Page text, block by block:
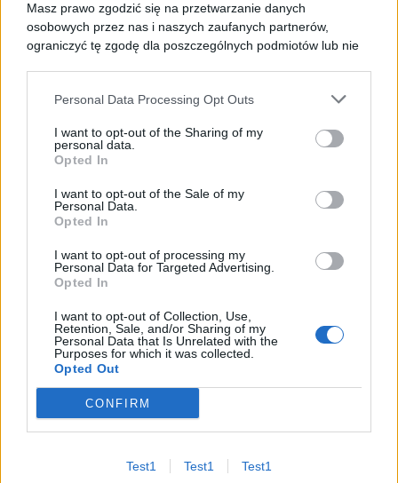
Masz prawo zgodzić się na przetwarzanie danych
osobowych przez nas i naszych zaufanych partnerów,
ograniczyć tę zgodę dla poszczególnych podmiotów lub nie
Jeżeli nie chcesz wyrazić zgody, przejdź do ustawień
Wyrażenie zgody jest dobrowolne i w każdej chwili możesz je
ograniczyć lub wycofać przechodząc do ustawień
Masz również prawo do żądania dostępu do swoich danych,
ich sprostowania, usunięcia lub ograniczenia przetwarzania,
prawo do przeniesienia danych czy wyrażenia sprzeciwu
wobec przetwarzania danych. Wszystkie prawa, które Ci
przysługują i sposób przetwarzania przez nas danych
osobowych zostały opisane w Polityce Prywatności.
Personal Data Processing Opt Outs
I want to opt-out of the Sharing of my
personal data.
Opted In
I want to opt-out of the Sale of my
Personal Data.
Opted In
I want to opt-out of processing my
Personal Data for Targeted Advertising.
Opted In
I want to opt-out of Collection, Use,
Retention, Sale, and/or Sharing of my
Personal Data that Is Unrelated with the
Purposes for which it was collected.
Opted Out
CONFIRM
Test1 Test1 Test1
Name*
pisania kolejnych komentarzy.
Najnowsze komentarze